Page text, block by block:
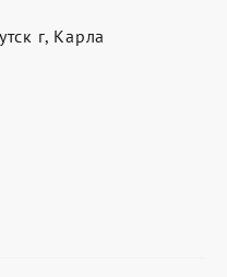
г, Карла